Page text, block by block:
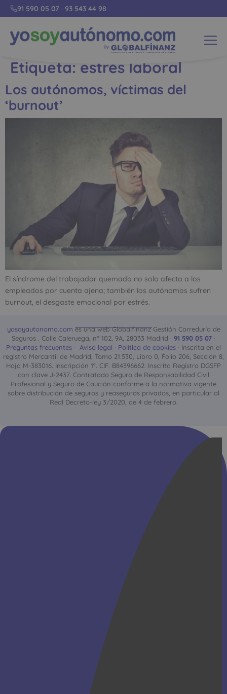
91 590 05 07 · 93 543 44 98
Etiqueta: estrés laboral
Los autónomos, víctimas del
‘burnout’
El síndrome del trabajador quemado no solo afecta a los
empleados por cuenta ajena; también los autónomos sufren
burnout, el desgaste emocional por estrés.
yosoyautonomo.com es una web Globalfinanz Gestión Correduría de
Seguros . Calle Caleruega, nº 102, 9A, 28033 Madrid · 91 590 05 07 ·
Preguntas frecuentes · Aviso legal · Política de cookies · Inscrita en el
registro Mercantil de Madrid, Tomo 21.530, Libro 0, Folio 206, Sección 8,
Hoja M-383016. Inscripción 1ª. CIF. B84396662. Inscrita Registro DGSFP
con clave J-2437. Contratado Seguro de Responsabilidad Civil
Profesional y Seguro de Caución conforme a la normativa vigente
sobre distribución de seguros y reaseguros privados, en particular al
Real Decreto-ley 3/2020, de 4 de febrero.